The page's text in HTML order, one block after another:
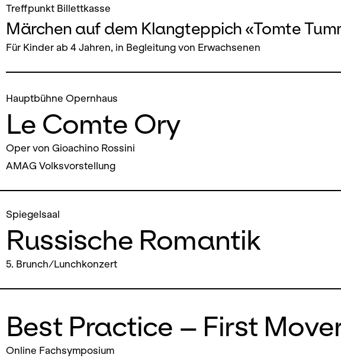
Treffpunkt Billettkasse
Märchen auf dem Klangteppich «Tomte
Für Kinder ab 4 Jahren, in Begleitung von Erwachsenen
Hauptbühne Opernhaus
Le Comte Ory
Oper von Gioachino Rossini
AMAG Volksvorstellung
Spiegelsaal
Russische Romantik
5. Brunch/Lunchkonzert
Best Practice – First
Online Fachsymposium